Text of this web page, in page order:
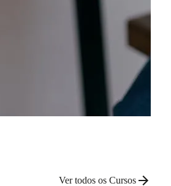
Ver todos os Cursos